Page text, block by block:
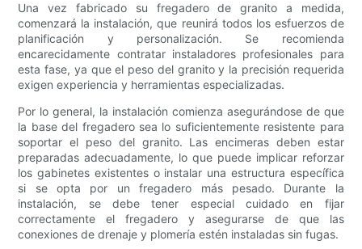
Una vez fabricado su fregadero de granito a medida,
comenzará la instalación, que reunirá todos los esfuerzos de
planificación y personalización. Se recomienda
encarecidamente contratar instaladores profesionales para
esta fase, ya que el peso del granito y la precisión requerida
exigen experiencia y herramientas especializadas.
Por lo general, la instalación comienza asegurándose de que
la base del fregadero sea lo suficientemente resistente para
soportar el peso del granito. Las encimeras deben estar
preparadas adecuadamente, lo que puede implicar reforzar
los gabinetes existentes o instalar una estructura específica
si se opta por un fregadero más pesado. Durante la
instalación, se debe tener especial cuidado en fijar
correctamente el fregadero y asegurarse de que las
conexiones de drenaje y plomería estén instaladas sin fugas.